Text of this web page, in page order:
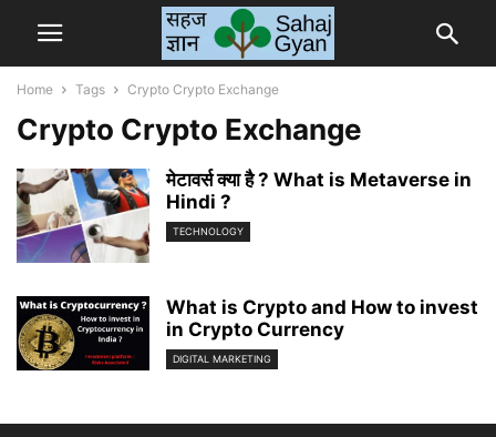
Home Tags Crypto Crypto Exchange
Crypto Crypto Exchange
मेटावर्स क्या है ? What is Metaverse in
Hindi ?
TECHNOLOGY
What is Crypto and How to invest
in Crypto Currency
DIGITAL MARKETING